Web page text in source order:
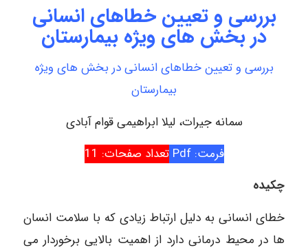
بررسی و تعیین خطاهای انسانی
در بخش های ویژه بیمارستان
بررسی و تعیین خطاهای انسانی در بخش های ویژه
بیمارستان
سمانه جیرات، لیلا ابراهیمی قوام آبادی
فرمت: Pdf
تعداد صفحات: 11
چکیده
خطای انسانی به دلیل ارتباط زیادی که با سلامت انسان
ها در محیط درمانی دارد از اهمیت بالایی برخوردار می